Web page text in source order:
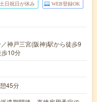
土日祝日が休み WEB登録OK
神戸三宮(阪神)駅から徒歩9
歩10分
45分